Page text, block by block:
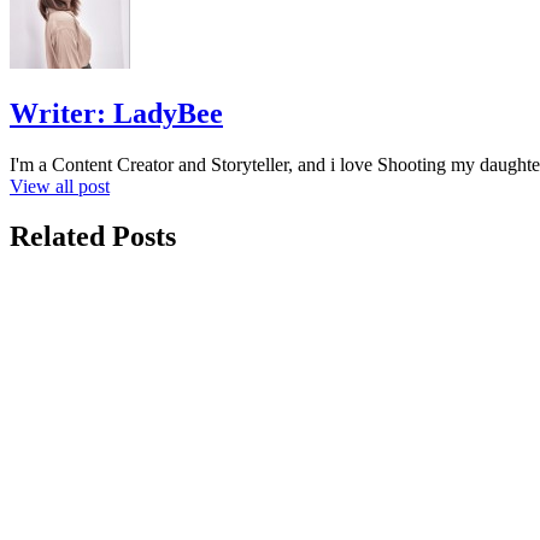
Writer: LadyBee
I'm a Content Creator and Storyteller, and i love Shooting my
View all post
Related Posts